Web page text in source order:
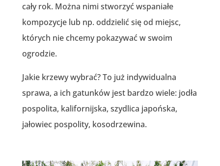
cały rok. Można nimi stworzyć wspaniałe
kompozycje lub np. oddzielić się od miejsc,
których nie chcemy pokazywać w swoim
ogrodzie.
Jakie krzewy wybrać? To już indywidualna
sprawa, a ich gatunków jest bardzo wiele: jodła
pospolita, kalifornijska, szydlica japońska,
jałowiec pospolity, kosodrzewina.